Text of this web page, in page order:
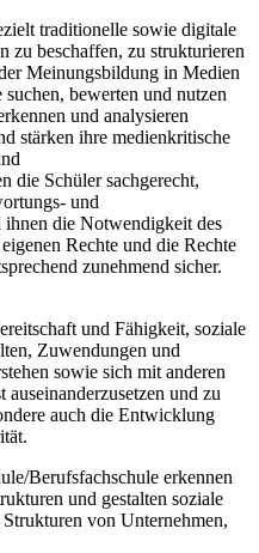
traditionelle sowie digitale
zu beschaffen, zu strukturieren
Meinungsbildung in Medien
bewerten und nutzen
und analysieren
stärken ihre medienkritische
die Schüler sachgerecht,
und
ihnen die Notwendigkeit des
Rechte und die Rechte
zunehmend sicher.
und Fähigkeit, soziale
Zuwendungen und
sowie sich mit anderen
und zu
auch die Entwicklung
Berufsfachschule erkennen
und gestalten soziale
von Unternehmen,